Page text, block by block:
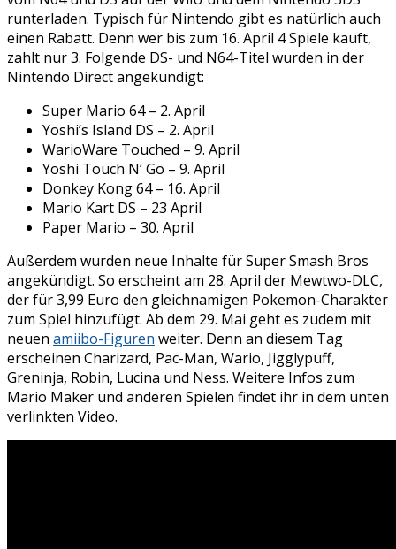
runterladen. Typisch für Nintendo gibt es natürlich auch
einen Rabatt. Denn wer bis zum 16. April 4 Spiele kauft,
zahlt nur 3. Folgende DS- und N64-Titel wurden in der
Nintendo Direct angekündigt:
Super Mario 64 – 2. April
Yoshi’s Island DS – 2. April
WarioWare Touched – 9. April
Yoshi Touch N‘ Go – 9. April
Donkey Kong 64 – 16. April
Mario Kart DS – 23 April
Paper Mario – 30. April
Außerdem wurden neue Inhalte für Super Smash Bros
angekündigt. So erscheint am 28. April der Mewtwo-DLC,
der für 3,99 Euro den gleichnamigen Pokemon-Charakter
zum Spiel hinzufügt. Ab dem 29. Mai geht es zudem mit
neuen amiibo-Figuren weiter. Denn an diesem Tag
erscheinen Charizard, Pac-Man, Wario, Jigglypuff,
Greninja, Robin, Lucina und Ness. Weitere Infos zum
Mario Maker und anderen Spielen findet ihr in dem unten
verlinkten Video.